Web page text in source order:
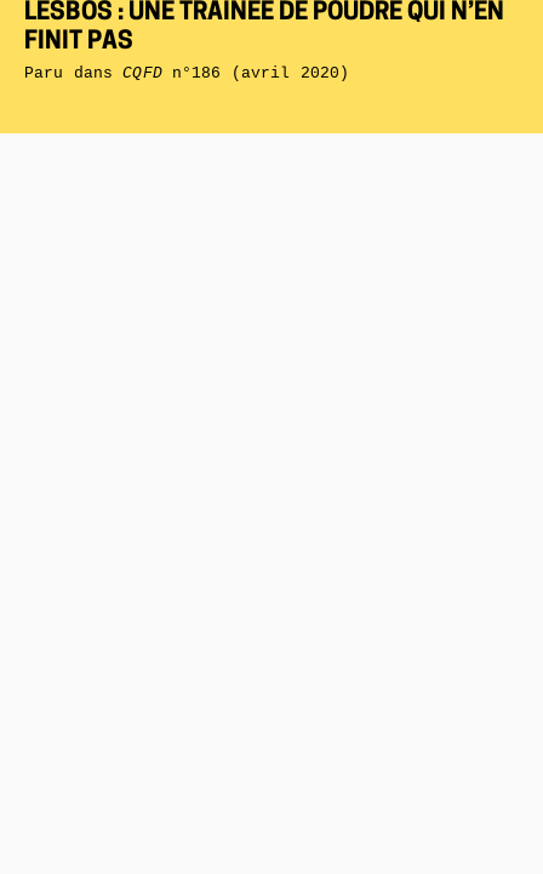
LESBOS : UNE TRAÎNÉE DE POUDRE QUI N’EN
FINIT PAS
Paru dansCQFDn°186 (avril 2020)